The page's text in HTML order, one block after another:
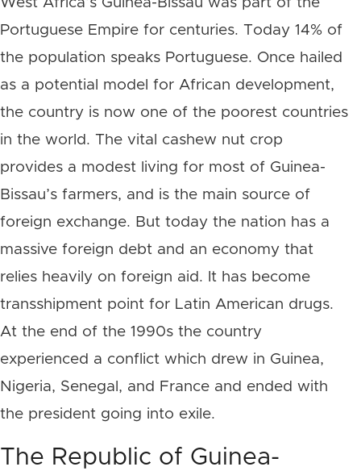
Portuguese Empire for centuries. Today 14% of
the population speaks Portuguese. Once hailed
as a potential model for African development,
the country is now one of the poorest countries
in the world. The vital cashew nut crop
provides a modest living for most of Guinea-
Bissau’s farmers, and is the main source of
foreign exchange. But today the nation has a
massive foreign debt and an economy that
relies heavily on foreign aid. It has become
transshipment point for Latin American drugs.
At the end of the 1990s the country
experienced a conflict which drew in Guinea,
Nigeria, Senegal, and France and ended with
the president going into exile.
The Republic of Guinea-